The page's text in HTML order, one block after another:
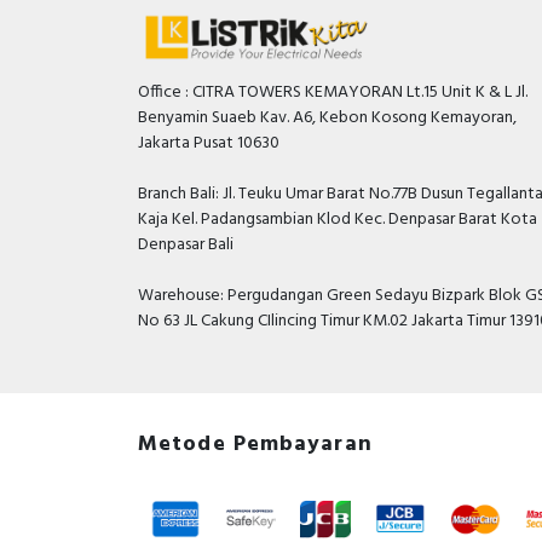
Office : CITRA TOWERS KEMAYORAN Lt.15 Unit K & L Jl.
Benyamin Suaeb Kav. A6, Kebon Kosong Kemayoran,
Jakarta Pusat 10630
Branch Bali: Jl. Teuku Umar Barat No.77B Dusun
Kaja Kel. Padangsambian Klod Kec. Denpasar Barat Kota
Denpasar Bali
Warehouse: Pergudangan Green Sedayu Bizpark Blok
No 63 JL Cakung CIlincing Timur KM.02 Jakarta Timur
Metode Pembayaran